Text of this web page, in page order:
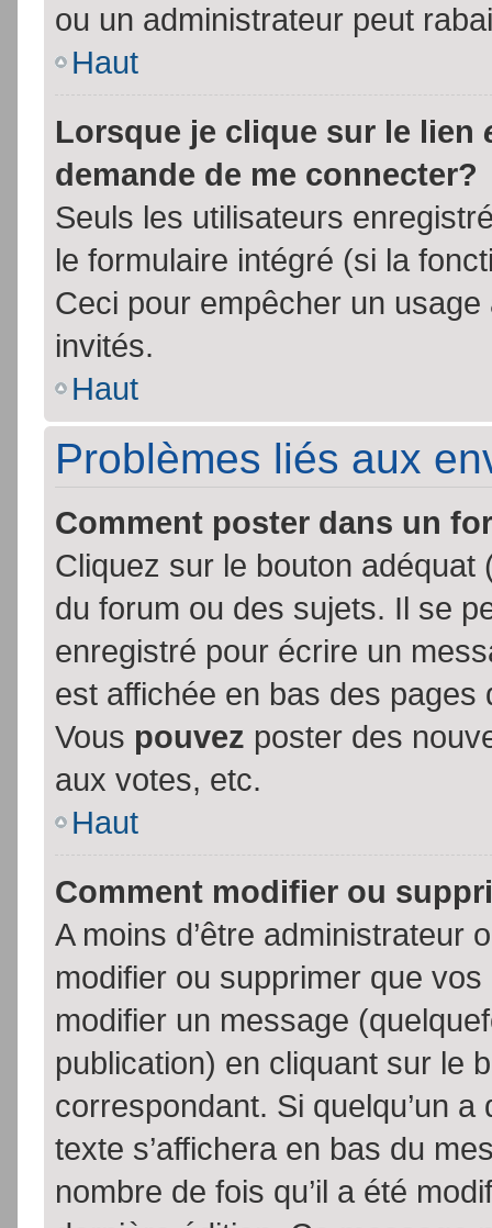
ou un administrateur peut
Haut
Lorsque je clique sur le lien
demande de me connecter?
Seuls les utilisateurs
le formulaire intégré (si la
Ceci pour empêcher un
invités.
Haut
Problèmes liés aux
Comment poster dans un
Cliquez sur le bouton
du forum ou des sujets. Il se
enregistré pour écrire un
est affichée en bas des
Vous pouvez poster des
aux votes, etc.
Haut
Comment modifier ou
A moins d’être administrateur
modifier ou supprimer que
modifier un message
publication) en cliquant sur le
correspondant. Si quelqu’un
texte s’affichera en bas du
nombre de fois qu’il a été